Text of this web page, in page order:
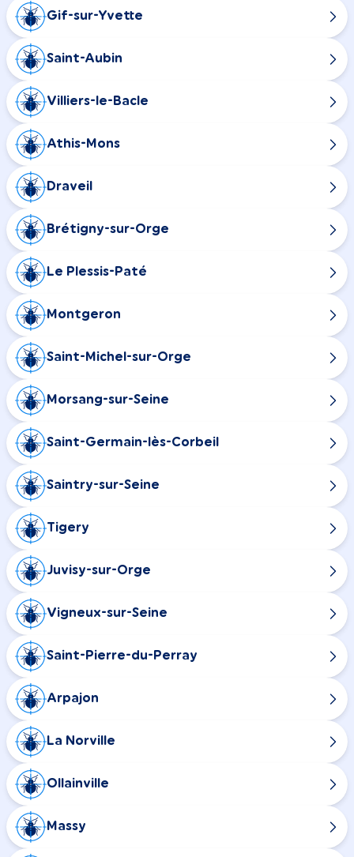
Gif-sur-Yvette
Saint-Aubin
Villiers-le-Bacle
Athis-Mons
Draveil
Brétigny-sur-Orge
Le Plessis-Paté
Montgeron
Saint-Michel-sur-Orge
Morsang-sur-Seine
Saint-Germain-lès-Corbeil
Saintry-sur-Seine
Tigery
Juvisy-sur-Orge
Vigneux-sur-Seine
Saint-Pierre-du-Perray
Arpajon
La Norville
Ollainville
Massy